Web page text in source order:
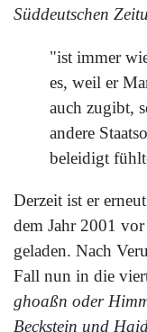
Süddeutschen
"ist immer
es, weil er
auch zugibt,
andere
beleidigt
Derzeit ist er
dem Jahr 2001
geladen. Nach
Fall nun in die
ghoaßn oder
Beckstein und